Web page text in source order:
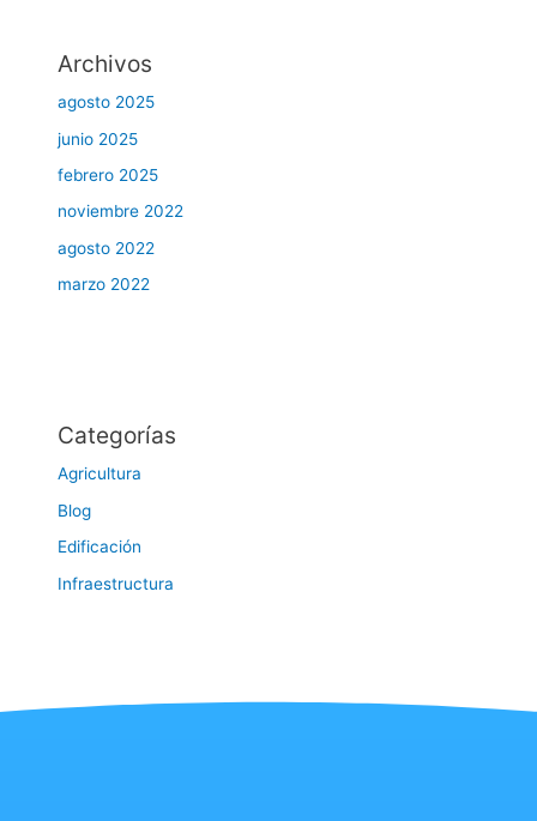
Archivos
agosto 2025
junio 2025
febrero 2025
noviembre 2022
agosto 2022
marzo 2022
Categorías
Agricultura
Blog
Edificación
Infraestructura